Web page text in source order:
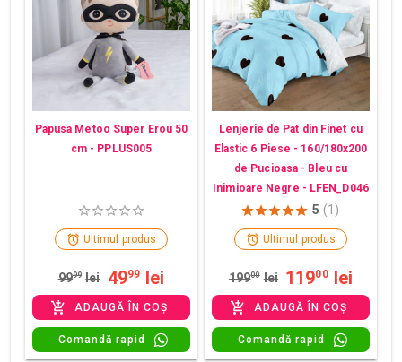
Papusa Metoo Super Erou 50
cm - PPLUS005
Ultimul produs
9999 lei 4999 lei
ADAUGĂ ÎN COȘ
Comandă rapid
Lenjerie de Pat din Finet cu
Elastic 6 Piese - 160/180x200
de Pucioasa - Bleu cu
Inimioare Negre - LFEN_D046
5 (1)
Ultimul produs
19900 lei 11900 lei
ADAUGĂ ÎN COȘ
Comandă rapid